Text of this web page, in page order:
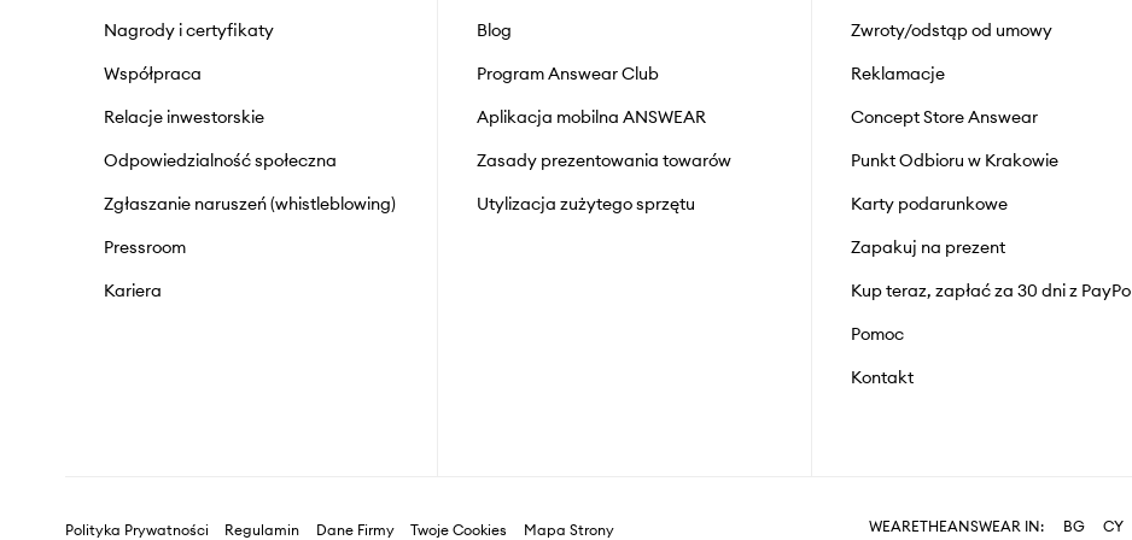
Nagrody i certyfikaty
Współpraca
Relacje inwestorskie
Odpowiedzialność społeczna
Zgłaszanie naruszeń (whistleblowing)
Pressroom
Kariera
Blog
Program Answear Club
Aplikacja mobilna ANSWEAR
Zasady prezentowania towarów
Utylizacja zużytego sprzętu
Zwroty/odstąp od umowy
Reklamacje
Concept Store Answear
Punkt Odbioru w Krakowie
Karty podarunkowe
Zapakuj na prezent
Kup teraz, zapłać za 30 dni z PayPo
Pomoc
Kontakt
Polityka Prywatności Regulamin Dane Firmy Twoje Cookies Mapa Strony WEARETHEANSWEAR IN: BG CY